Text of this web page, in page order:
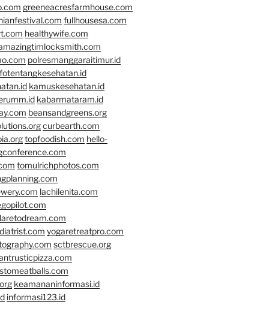
greeneacresfarmhouse.com
fullhousesa.com
healthywife.com
polresmanggaraitimur.id
kamuskesehatan.id
kabarmataram.id
beansandgreens.org
curbearth.com
topfoodish.com hello-
tomulrichphotos.com
lachilenita.com
yogaretreatpro.com
sctbrescue.org
keamananinformasi.id
informasi123.id